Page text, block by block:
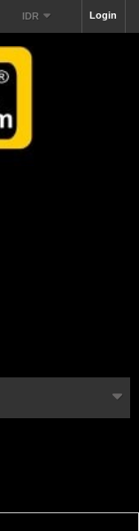
Login
IDR